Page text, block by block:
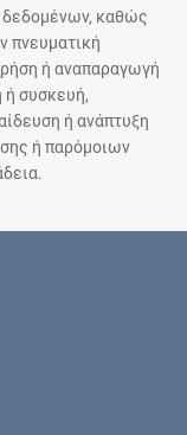
δεδομένων, καθώς
πνευματική
ή αναπαραγωγή
ή συσκευή,
ή ανάπτυξη
ή παρόμοιων